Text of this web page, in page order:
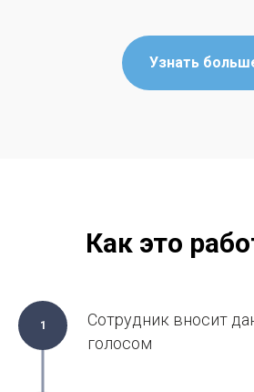
Узнать
Как это
1
Сотрудник вносит
голосом